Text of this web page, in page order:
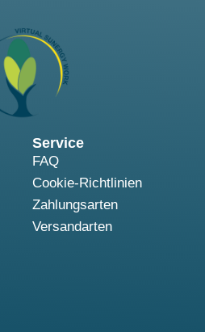
Service
FAQ
Cookie-Richtlinien
Zahlungsarten
Versandarten